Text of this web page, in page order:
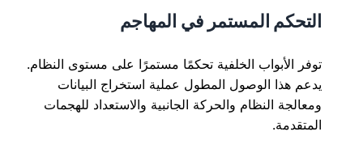
التحكم المستمر في المهاجم
توفر الأبواب الخلفية تحكمًا مستمرًا على مستوى النظام.
يدعم هذا الوصول المطول عملية استخراج البيانات
ومعالجة النظام والحركة الجانبية والاستعداد للهجمات
المتقدمة.